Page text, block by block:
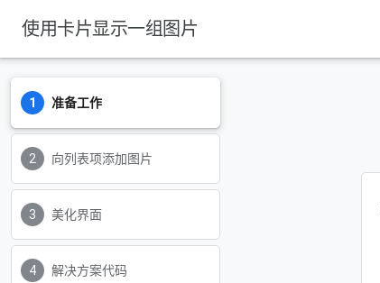
使用卡片显示一组图片
准备工作
向列表项添加图片
美化界面
解决方案代码